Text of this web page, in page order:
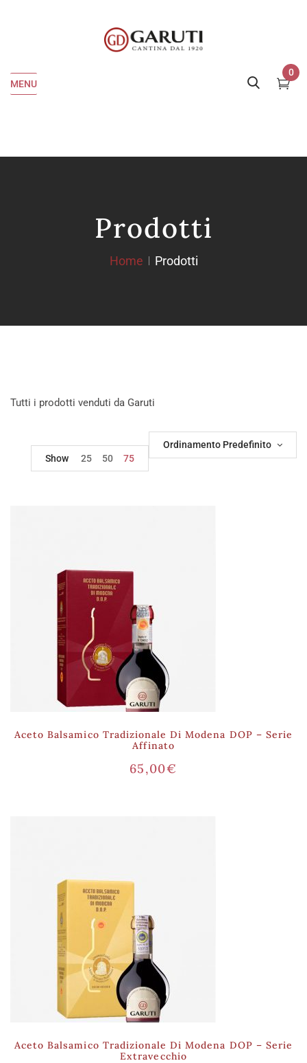
MENU
0
Prodotti
Home Prodotti
Tutti i prodotti venduti da Garuti
Ordinamento Predefinito
Show
25 50 75
Aceto Balsamico Tradizionale Di Modena DOP – Serie
Affinato
65,00€
Aceto Balsamico Tradizionale Di Modena DOP – Serie
Extravecchio